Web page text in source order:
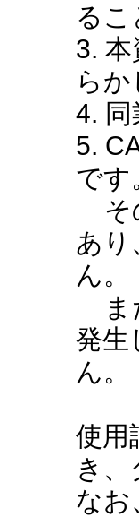
る
3.
ら
4.
5.
です
そ
あり
ん。
ま
発生
ん。
使用
き
なお